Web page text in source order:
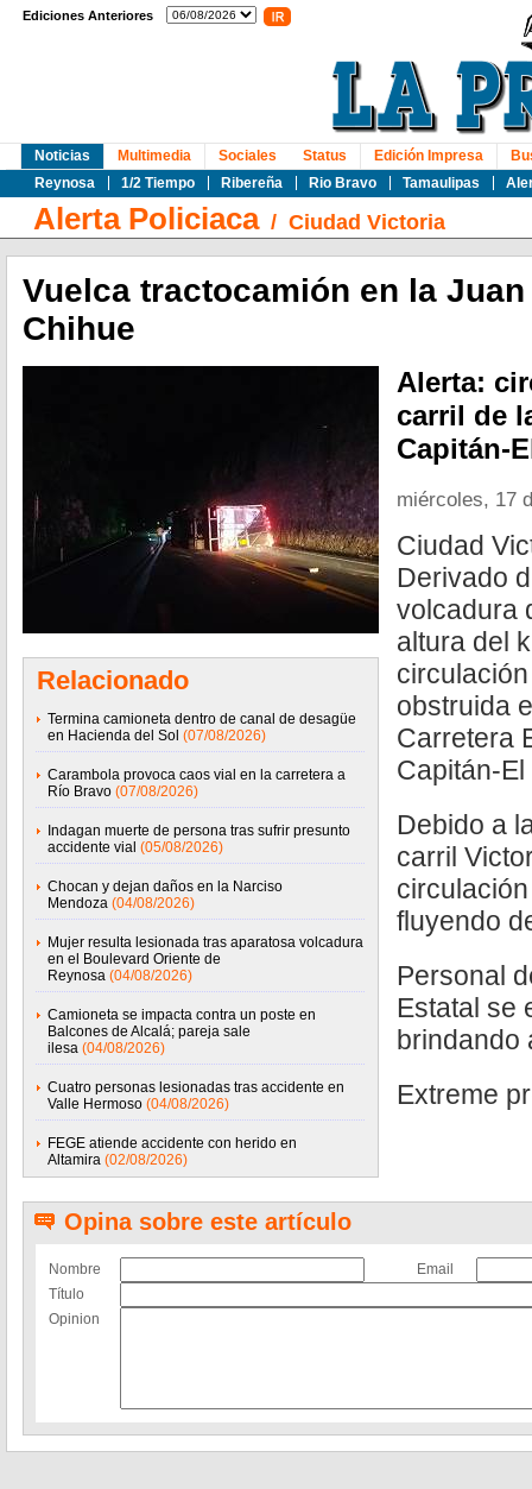
Ediciones Anteriores
Noticias
Reynosa
1/2 Tiempo Ribereña Rio Bravo Tamaulipas
Multimedia Sociales Status Edición Impresa
Alerta Policiaca/ Ciudad Victoria
Vuelca tractocamión en la
Chihue
Relacionado
Termina camioneta dentro de canal de desagüe
en Hacienda del Sol (07/08/2026)
Carambola provoca caos vial en la carretera a
Río Bravo (07/08/2026)
Indagan muerte de persona tras sufrir presunto
accidente vial (05/08/2026)
Chocan y dejan daños en la Narciso
Mendoza (04/08/2026)
Mujer resulta lesionada tras aparatosa volcadura
en el Boulevard Oriente de
Reynosa (04/08/2026)
Camioneta se impacta contra un poste en
Balcones de Alcalá; pareja sale
ilesa (04/08/2026)
Cuatro personas lesionadas tras accidente en
Valle Hermoso (04/08/2026)
FEGE atiende accidente con herido en
Altamira (02/08/2026)
Alerta:
carril de
Capitán-
miércoles, 17
Ciudad
Derivado
volcadura
altura del
obstruida
Carretera
Capitán-
Debido a
carril
fluyendo
Personal
Estatal se
brindando
Extreme
Opina sobre este artículo
Nombre
Email
Título
Opinion